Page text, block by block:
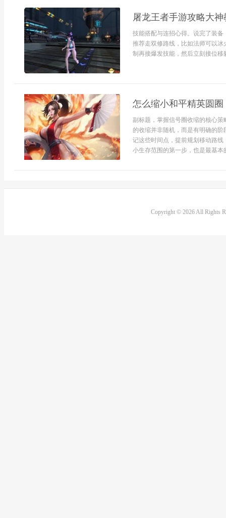
屠龙王者手游攻略大
技能搭配与连招心得。说完了装
推荐走双修路线，比如法师可以
制再接爆发技能，然后立刻接位移
怎么缩小和平精英圆
副标题，掌握信号圈收缩的核心
的收缩并非随机，而是有明确的
记这些时间点，提前规划移动路
小生存范围的第一步，也是最基本
Copyright © 2026 All Rights